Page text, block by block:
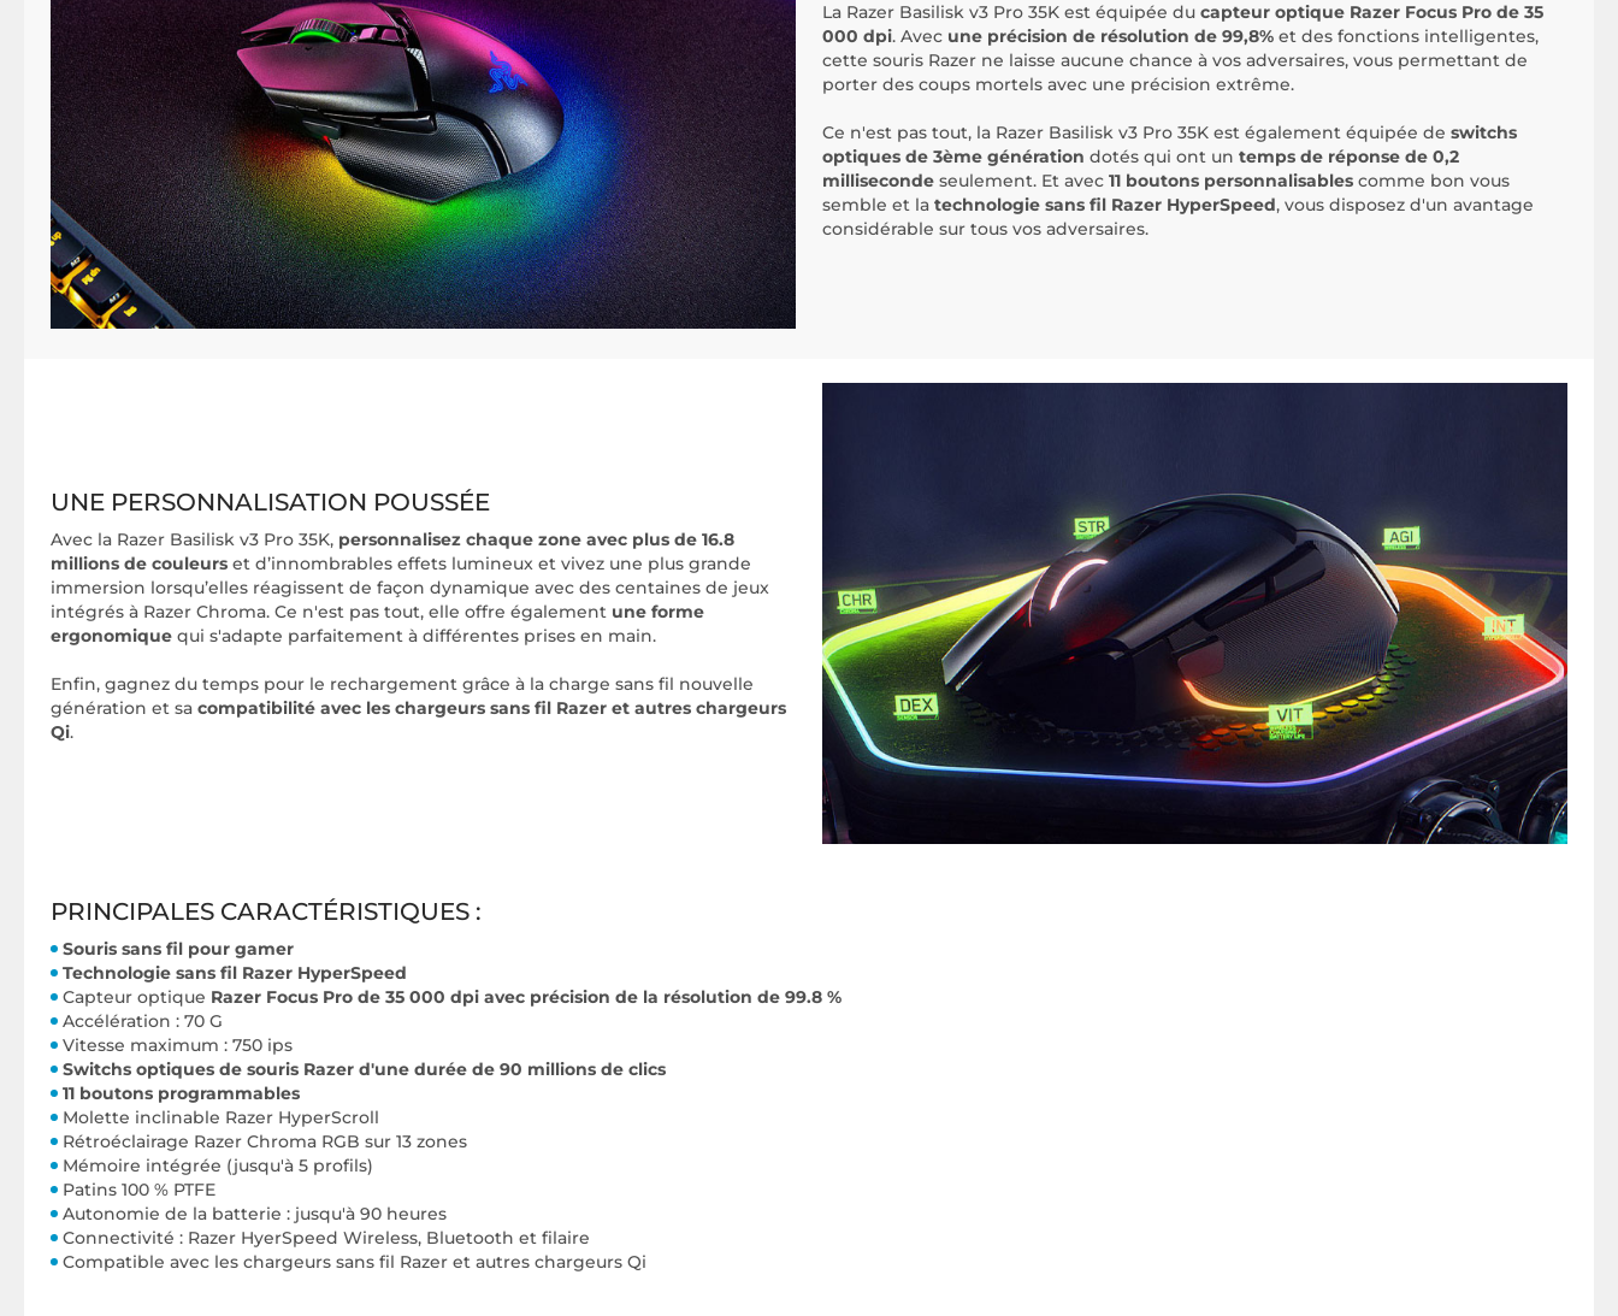
La Razer Basilisk v3 Pro 35K est équipée du capteur optique Razer Focus Pro de 35
000 dpi. Avec une précision de résolution de 99,8% et des fonctions intelligentes,
cette souris Razer ne laisse aucune chance à vos adversaires, vous permettant de
porter des coups mortels avec une précision extrême.
Ce n'est pas tout, la Razer Basilisk v3 Pro 35K est également équipée de switchs
optiques de 3ème génération dotés qui ont un temps de réponse de 0,2
milliseconde seulement. Et avec 11 boutons personnalisables comme bon vous
semble et la technologie sans fil Razer HyperSpeed, vous disposez d'un avantage
considérable sur tous vos adversaires.
UNE PERSONNALISATION POUSSÉE
Avec la Razer Basilisk v3 Pro 35K, personnalisez chaque zone avec plus de 16.8
millions de couleurs et d’innombrables effets lumineux et vivez une plus grande
immersion lorsqu’elles réagissent de façon dynamique avec des centaines de jeux
intégrés à Razer Chroma. Ce n'est pas tout, elle offre également une forme
ergonomique qui s'adapte parfaitement à différentes prises en main.
Enfin, gagnez du temps pour le rechargement grâce à la charge sans fil nouvelle
génération et sa compatibilité avec les chargeurs sans fil Razer et autres chargeurs
Qi.
PRINCIPALES CARACTÉRISTIQUES :
Souris sans fil pour gamer
Technologie sans fil Razer HyperSpeed
Capteur optique Razer Focus Pro de 35 000 dpi avec précision de la résolution de 99.8 %
Accélération : 70 G
Vitesse maximum : 750 ips
Switchs optiques de souris Razer d'une durée de 90 millions de clics
11 boutons programmables
Molette inclinable Razer HyperScroll
Rétroéclairage Razer Chroma RGB sur 13 zones
Mémoire intégrée (jusqu'à 5 profils)
Patins 100 % PTFE
Autonomie de la batterie : jusqu'à 90 heures
Connectivité : Razer HyerSpeed Wireless, Bluetooth et filaire
Compatible avec les chargeurs sans fil Razer et autres chargeurs Qi